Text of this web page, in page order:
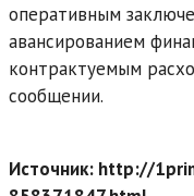
оперативным
авансированием
контрактуемым
сообщении.
Источник: http://